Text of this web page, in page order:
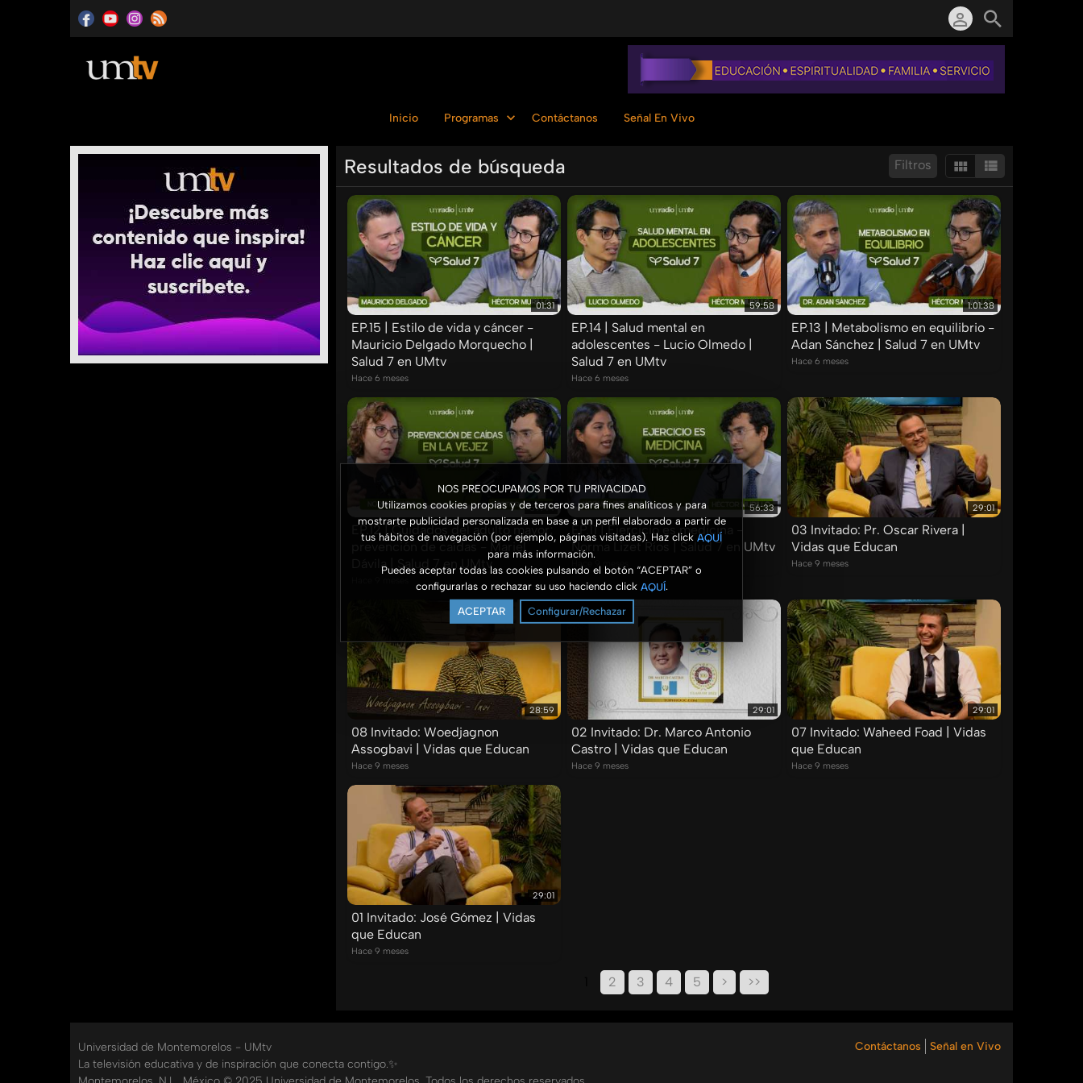
NOS PREOCUPAMOS POR TU PRIVACIDAD
Utilizamos cookies propias y de terceros para fines analíticos y para
mostrarte publicidad personalizada en base a un perfil elaborado a partir de
tus hábitos de navegación (por ejemplo, páginas visitadas). Haz click AQUÍ
para más información.
Puedes aceptar todas las cookies pulsando el botón “ACEPTAR” o
configurarlas o rechazar su uso haciendo click AQUÍ.
ACEPTAR Configurar/Rechazar
Inicio Programas Contáctanos Señal En Vivo
Filtros
Resultados de búsqueda
Ordenar por: Mostrar:
01:31
EP.15 | Estilo de vida y cáncer -
Mauricio Delgado Morquecho |
Salud 7 en UMtv
Hace 6 meses
59:58
EP.14 | Salud mental en
adolescentes - Lucio Olmedo |
Salud 7 en UMtv
Hace 6 meses
1:01:38
EP.13 | Metabolismo en equilibrio -
Adan Sánchez | Salud 7 en UMtv
Hace 6 meses
59:44
EP.12 | Cuidados del adulto mayor;
prevención de caídas - Mariel
Dávila | Salud 7 en UMtv
56:33
EP.11 | Ejercicio es medicina -
Norma Lizet Ríos | Salud 7 en UMtv
Hace 9 meses
29:01
03 Invitado: Pr. Oscar Rivera |
Vidas que Educan
Hace 9 meses
28:59
08 Invitado: Woedjagnon
Assogbavi | Vidas que Educan
Hace 9 meses
29:01
02 Invitado: Dr. Marco Antonio
Castro | Vidas que Educan
Hace 9 meses
29:01
07 Invitado: Waheed Foad | Vidas
que Educan
Hace 9 meses
29:01
01 Invitado: José Gómez | Vidas
que Educan
Hace 9 meses
2 3 4 5 > >>
Contáctanos Señal en Vivo
Universidad de Montemorelos - UMtv
La televisión educativa y de inspiración que conecta contigo.✨